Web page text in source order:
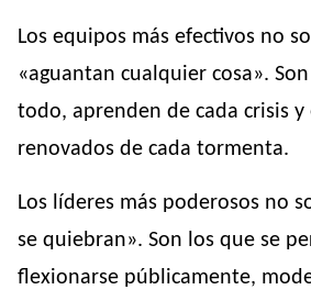
Los equipos más efectivos no
«aguantan cualquier cosa».
todo, aprenden de cada crisis y
renovados de cada tormenta.
Los líderes más poderosos no
se quiebran». Son los que se
flexionarse públicamente,